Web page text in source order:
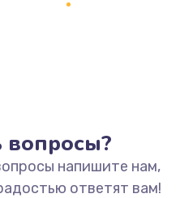
руб.
вопросы?
напишите нам,
ответят вам!